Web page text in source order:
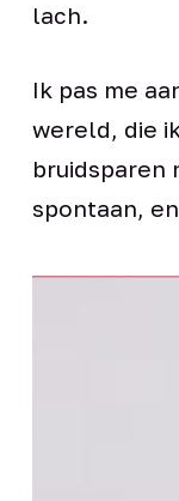
lach.
Ik pas me
wereld, die
bruidsparen
spontaan,